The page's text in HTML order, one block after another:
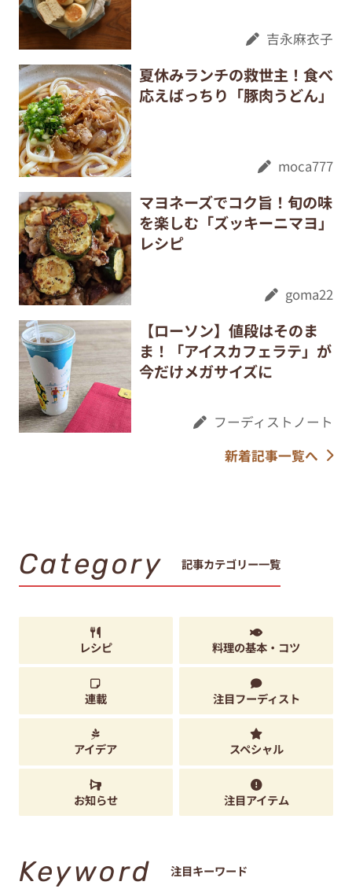
吉永麻衣子
夏休みランチの救世主！食べ
応えばっちり「豚肉うどん」
moca777
マヨネーズでコク旨！旬の味
を楽しむ「ズッキーニマヨ」
レシピ
goma22
【ローソン】値段はそのま
ま！「アイスカフェラテ」が
今だけメガサイズに
フーディストノート
新着記事一覧へ
Category 記事カテゴリー一覧
レシピ 料理の基本・コツ
連載 注目フーディスト
アイデア スペシャル
お知らせ 注目アイテム
Keyword 注目キーワード